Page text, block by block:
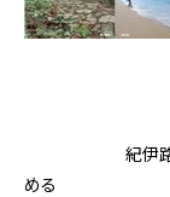
紀伊路ウォー
める